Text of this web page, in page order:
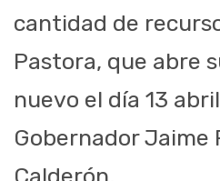
cantidad de
Pastora, que abre
nuevo el día 13
Gobernador Jaime